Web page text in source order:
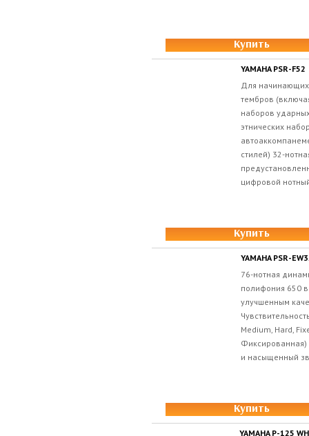
Купить
YAMAHA PSR-F52
Для
тембров
наборов
этнических
стилей) 32-
цифровой
Купить
YAMAHA PSR-
76-нотная
полифония 650
улучшенным
Medium, Hard,
Фиксированная)
и насыщенный
Купить
YAMAHA P-125 WH